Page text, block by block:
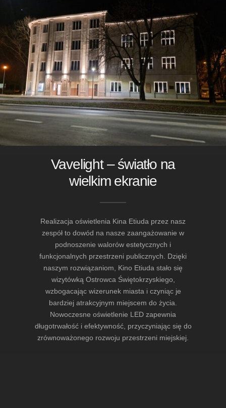
Vavelight – światło na
wielkim ekranie
Realizacja oświetlenia Kina Etiuda przez nasz
zespół to dowód na nasze zaangażowanie w
podnoszenie walorów estetycznych i
funkcjonalnych przestrzeni publicznych. Dzięki
naszym rozwiązaniom, Kino Etiuda stało się
wizytówką Ostrowca Świętokrzyskiego,
wzbogacając wizerunek miasta i czyniąc je
bardziej atrakcyjnym miejscem do życia.
Nowoczesne oświetlenie LED zapewnia
długotrwałość i efektywność, przyczyniając się do
zrównoważonego rozwoju przestrzeni miejskiej.